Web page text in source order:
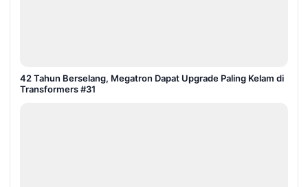
42 Tahun Berselang, Megatron Dapat Upgrade Paling Kelam di
Transformers #31